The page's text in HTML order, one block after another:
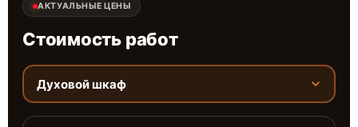
АКТУАЛЬНЫЕ ЦЕНЫ
Стоимость работ
Духовой шкаф